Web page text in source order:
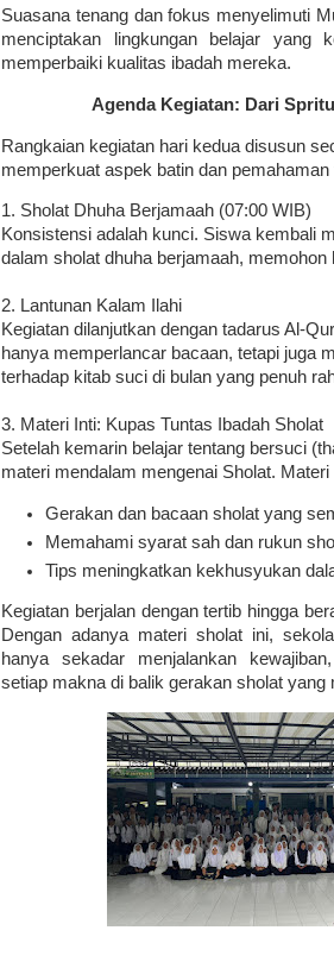
Suasana tenang dan fokus menyelimuti
menciptakan lingkungan belajar yang
memperbaiki kualitas ibadah mereka.
Agenda Kegiatan: Dari
Rangkaian kegiatan hari kedua disusun
memperkuat aspek batin dan pemahaman
1. Sholat Dhuha Berjamaah (07:00 WIB)
Konsistensi adalah kunci. Siswa kembali
dalam sholat dhuha berjamaah,
2. Lantunan Kalam Ilahi
Kegiatan dilanjutkan dengan tadarus Al-
hanya memperlancar bacaan, tetapi juga
terhadap kitab suci di bulan yang penuh
3. Materi Inti: Kupas Tuntas Ibadah Sholat
Setelah kemarin belajar tentang bersuci
materi mendalam mengenai Sholat.
Gerakan dan bacaan sholat yang
Memahami syarat sah dan rukun
Tips meningkatkan kekhusyukan
Kegiatan berjalan dengan tertib hingga
Dengan adanya materi sholat ini,
hanya sekadar menjalankan
setiap makna di balik gerakan sholat yang